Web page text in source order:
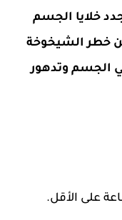
خلايا الجسم
خطر الشيخوخة
الجسم وتدهور
على الأقل.